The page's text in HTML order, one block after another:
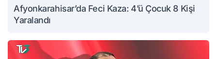
Afyonkarahisar’da Feci Kaza: 4’ü Çocuk 8 Kişi
Yaralandı